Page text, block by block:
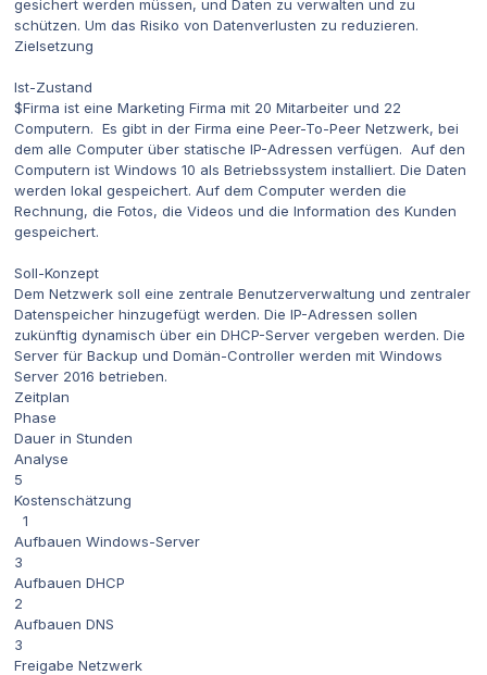
gesichert werden müssen, und Daten zu verwalten und zu
schützen. Um das Risiko von Datenverlusten zu reduzieren.
Zielsetzung
Ist-Zustand
$Firma ist eine Marketing Firma mit 20 Mitarbeiter und 22
Computern. Es gibt in der Firma eine Peer-To-Peer Netzwerk, bei
dem alle Computer über statische IP-Adressen verfügen. Auf den
Computern ist Windows 10 als Betriebssystem installiert. Die Daten
werden lokal gespeichert. Auf dem Computer werden die
Rechnung, die Fotos, die Videos und die Information des Kunden
gespeichert.
Soll-Konzept
Dem Netzwerk soll eine zentrale Benutzerverwaltung und zentraler
Datenspeicher hinzugefügt werden. Die IP-Adressen sollen
zukünftig dynamisch über ein DHCP-Server vergeben werden. Die
Server für Backup und Domän-Controller werden mit Windows
Server 2016 betrieben.
Zeitplan
Phase
Dauer in Stunden
Analyse
5
Kostenschätzung
1
Aufbauen Windows-Server
3
Aufbauen DHCP
2
Aufbauen DNS
3
Freigabe Netzwerk